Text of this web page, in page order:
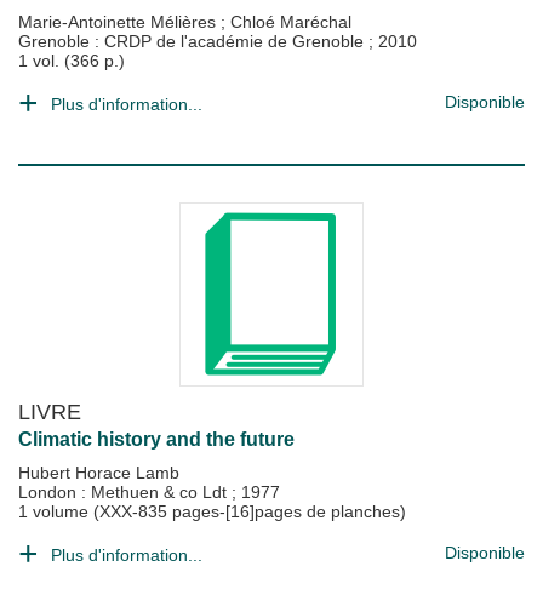
Marie-Antoinette Mélières ; Chloé Maréchal
Grenoble : CRDP de l'académie de Grenoble ; 2010
1 vol. (366 p.)
Plus d'information... Disponible
LIVRE
Climatic history and the future
Hubert Horace Lamb
London : Methuen & co Ldt ; 1977
1 volume (XXX-835 pages-[16]pages de planches)
Plus d'information... Disponible